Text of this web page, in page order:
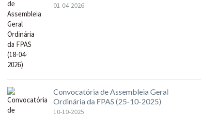
01-04-2026
Convocatória de Assembleia Geral
Ordinária da FPAS (25-10-2025)
10-10-2025